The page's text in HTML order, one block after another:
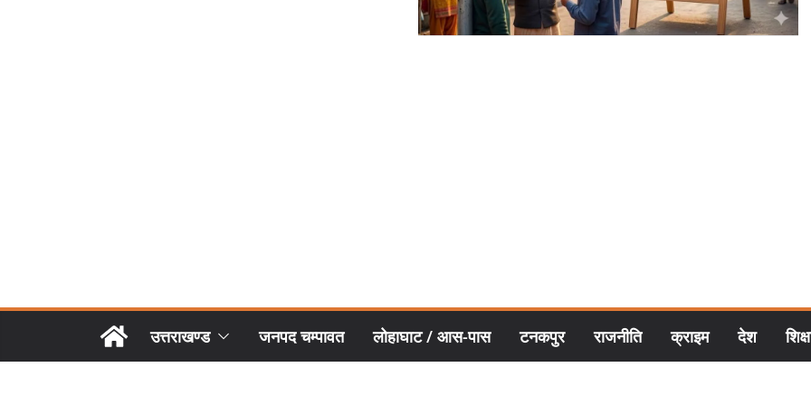
उत्तराखण्ड जनपद चम्पावत लोहाघाट / आस-पास टनकपुर राजनीति क्राइम देश